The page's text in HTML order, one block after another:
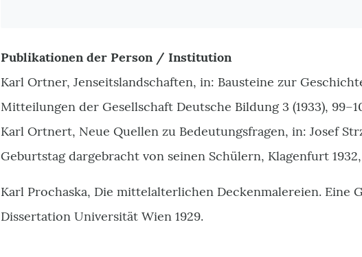
Publikationen der Person / Institution
Karl Ortner, Jenseitslandschaften, in: Bausteine zur
Mitteilungen der Gesellschaft Deutsche Bildung 3 (1933),
Karl Ortnert, Neue Quellen zu Bedeutungsfragen, in: Josef
Geburtstag dargebracht von seinen Schülern, Klagenfurt 1932,
Karl Prochaska, Die mittelalterlichen Deckenmalereien. Eine
Dissertation Universität Wien 1929.